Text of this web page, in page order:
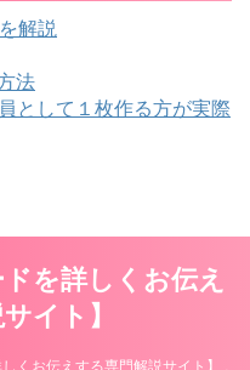
解説
法
として１枚作る方が実際
を詳しくお伝え
イト】
お伝えする専門解説サイト】 ,